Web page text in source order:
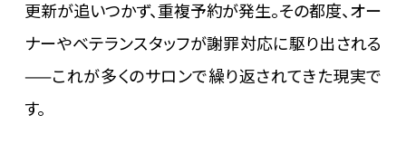
更新が追いつかず、重複予約が発生。その都度、オー
ナーやベテランスタッフが謝罪対応に駆り出される
——これが多くのサロンで繰り返されてきた現実で
す。